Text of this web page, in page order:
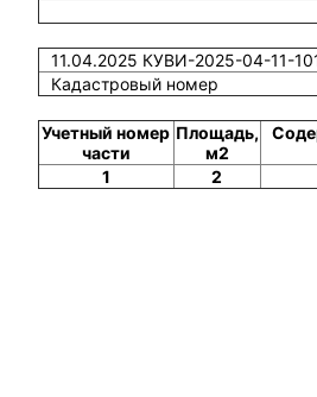
11.04.2025 КУВИ-2025-04-11-
Кадастровый номер
Учетный номер
части
Площадь,
м2
1
2